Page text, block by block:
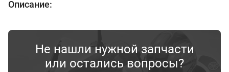
Описание:
Не нашли нужной запчасти
или остались вопросы?